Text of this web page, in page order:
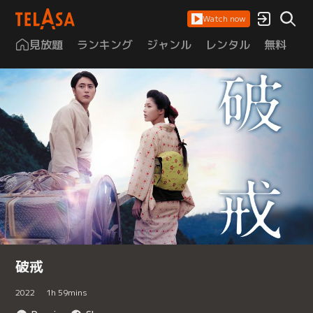
Watch now
見放題 ランキング ジャンル レンタル 無料
破戒
2022 1h 59mins